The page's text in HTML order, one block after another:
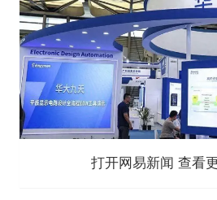
打开网易新闻 查看